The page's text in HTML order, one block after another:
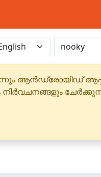
ആൻഡ്രോയിഡ്